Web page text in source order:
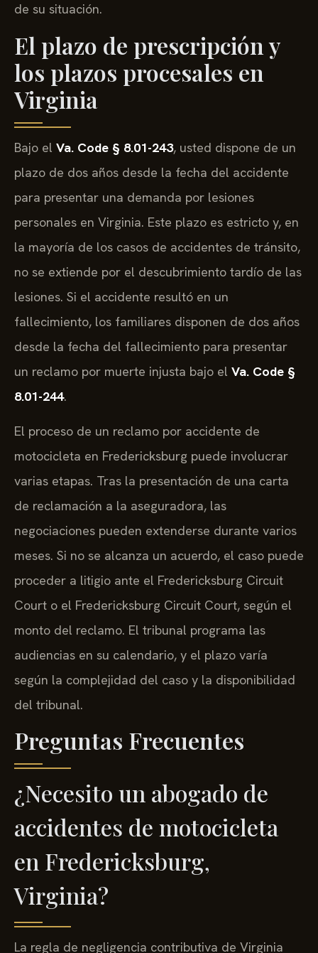
de su situación.
El plazo de prescripción y
los plazos procesales en
Virginia
Bajo el Va. Code § 8.01-243, usted dispone de un
plazo de dos años desde la fecha del accidente
para presentar una demanda por lesiones
personales en Virginia. Este plazo es estricto y, en
la mayoría de los casos de accidentes de tránsito,
no se extiende por el descubrimiento tardío de las
lesiones. Si el accidente resultó en un
fallecimiento, los familiares disponen de dos años
desde la fecha del fallecimiento para presentar
un reclamo por muerte injusta bajo el Va. Code §
8.01-244.
El proceso de un reclamo por accidente de
motocicleta en Fredericksburg puede involucrar
varias etapas. Tras la presentación de una carta
de reclamación a la aseguradora, las
negociaciones pueden extenderse durante varios
meses. Si no se alcanza un acuerdo, el caso puede
proceder a litigio ante el Fredericksburg Circuit
Court o el Fredericksburg Circuit Court, según el
monto del reclamo. El tribunal programa las
audiencias en su calendario, y el plazo varía
según la complejidad del caso y la disponibilidad
del tribunal.
Preguntas Frecuentes
¿Necesito un abogado de
accidentes de motocicleta
en Fredericksburg,
Virginia?
La regla de negligencia contributiva de Virginia